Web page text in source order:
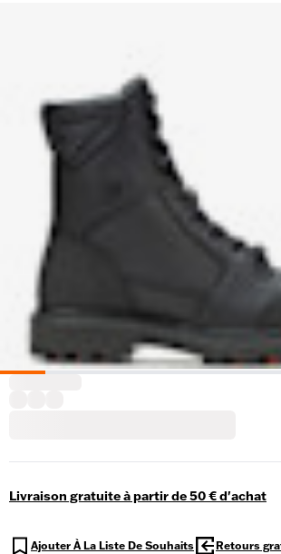
Livraison gratuite à partir de 50 € d'achat
Ajouter À La Liste De Souhaits Retours